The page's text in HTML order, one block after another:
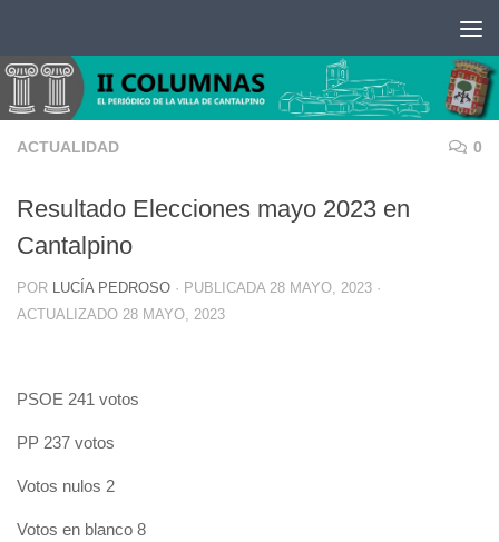
ACTUALIDAD 0
Resultado Elecciones mayo 2023 en
Cantalpino
POR LUCÍA PEDROSO · PUBLICADA 28 MAYO, 2023 ·
ACTUALIZADO 28 MAYO, 2023
PSOE 241 votos
PP 237 votos
Votos nulos 2
Votos en blanco 8